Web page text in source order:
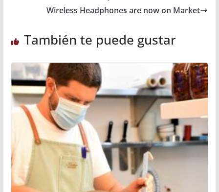
Wireless Headphones are now on Market
También te puede gustar